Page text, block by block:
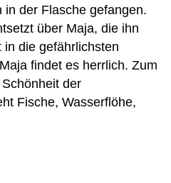
in der Flasche gefangen.
über Maja, die ihn
die gefährlichsten
findet es herrlich. Zum
der
Fische, Wasserflöhe,